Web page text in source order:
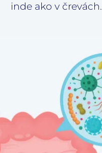
inde ako v črevách.